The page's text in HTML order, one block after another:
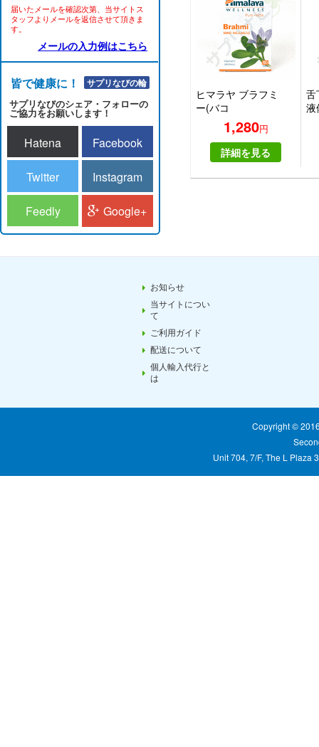
届いたメールを確認次第、当サイトス
タッフよりメールを返信させて頂きま
す。
メールの入力例はこちら
皆で健康に！！サプリなびの輪
サプリなびのシェア・フォローの
ご協力をお願いします！
Hatena Facebook
Twitter Instagram
Feedly Google+
ヒマラヤ ブラフミ
ー(バコ
パ)|HIMALAYA
BRAHMI1,280円
詳細を見る
舌
液
お知らせ
当サイトについ
て
ご利用ガイド
配送について
個人輸入代行と
は
Copyright ©
Unit 704, 7/F, The L Plaza